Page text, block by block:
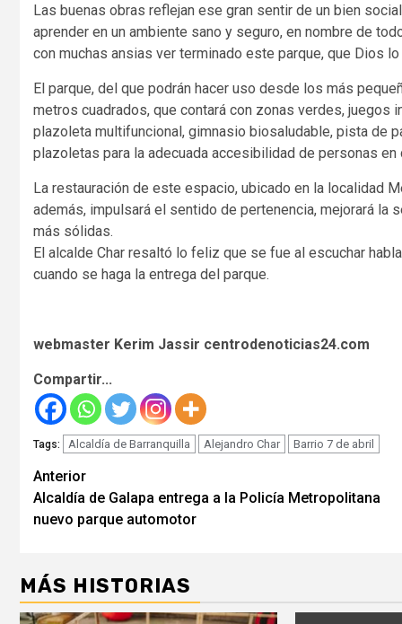
Las buenas obras reflejan ese gran sentir de un bien
aprender en un ambiente sano y seguro, en nombre de
con muchas ansias ver terminado este parque, que Dios
El parque, del que podrán hacer uso desde los más
metros cuadrados, que contará con zonas verdes, juegos
plazoleta multifuncional, gimnasio biosaludable, pista de
plazoletas para la adecuada accesibilidad de personas
La restauración de este espacio, ubicado en la localidad
además, impulsará el sentido de pertenencia, mejorará
más sólidas.
El alcalde Char resaltó lo feliz que se fue al escuchar
cuando se haga la entrega del parque.
webmaster Kerim Jassir centrodenoticias24.com
Compartir...
Tags: Alcaldía de Barranquilla Alejandro Char Barrio 7 de abril
Seguir
leyendo
Anterior
Alcaldía de Galapa entrega a la Policía Metropolitana
nuevo parque automotor
MÁS HISTORIAS